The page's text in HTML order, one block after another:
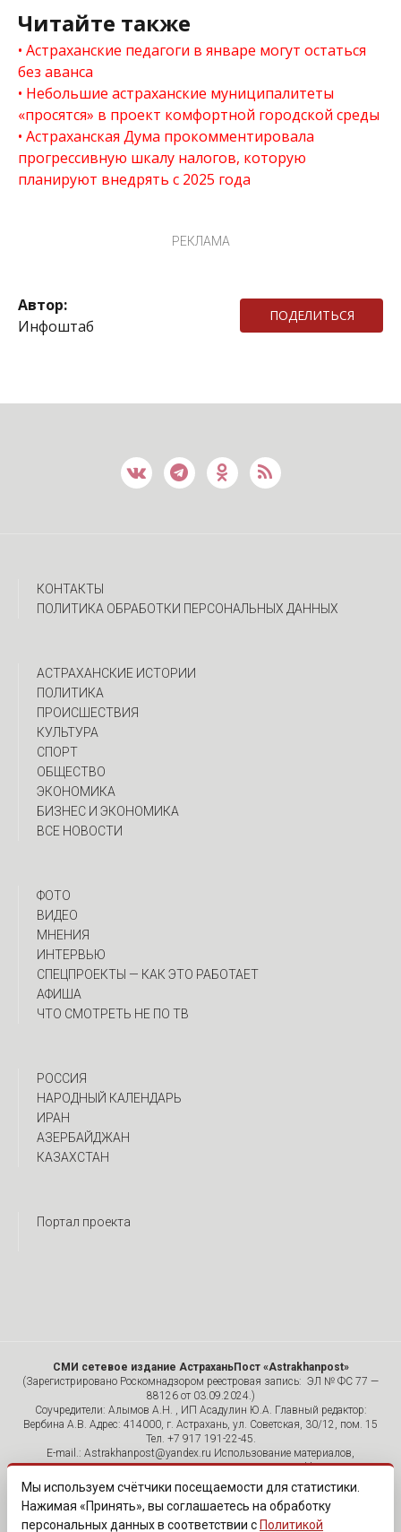
Читайте также
Астраханские педагоги в январе могут остаться
без аванса
Небольшие астраханские муниципалитеты
«просятся» в проект комфортной городской среды
Астраханская Дума прокомментировала
прогрессивную шкалу налогов, которую
планируют внедрять с 2025 года
РЕКЛАМА
Автор:
Инфоштаб
ПОДЕЛИТЬСЯ
КОНТАКТЫ
ПОЛИТИКА ОБРАБОТКИ ПЕРСОНАЛЬНЫХ ДАННЫХ
АСТРАХАНСКИЕ ИСТОРИИ
ПОЛИТИКА
ПРОИСШЕСТВИЯ
КУЛЬТУРА
СПОРТ
ОБЩЕСТВО
ЭКОНОМИКА
БИЗНЕС И ЭКОНОМИКА
ВСЕ НОВОСТИ
ФОТО
ВИДЕО
МНЕНИЯ
ИНТЕРВЬЮ
CПЕЦПРОЕКТЫ — КАК ЭТО РАБОТАЕТ
АФИША
ЧТО СМОТРЕТЬ НЕ ПО ТВ
РОССИЯ
НАРОДНЫЙ КАЛЕНДАРЬ
ИРАН
АЗЕРБАЙДЖАН
КАЗАХСТАН
Портал проекта
СМИ сетевое издание АстраханьПост «Astrakhanpost»
(Зарегистрировано Роскомнадзором реестровая запись: ЭЛ № ФС 77 —
88126 от 03.09.2024.)
Соучредители: Алымов А.Н. , ИП Асадулин Ю.А. Главный редактор:
Вербина А.В. Адрес: 414000, г. Астрахань, ул. Советская, 30/12, пом. 15
Тел. +7 917 191-22-45.
E-mail.: Astrakhanpost@yandex.ru Использование материалов,
размещенных на страницах сетевого издания «Astrakhanpost»,
допускается исключительно с указанием источника и публикацией
активной гиперссылки на портал Astrakhanpost.ru. Комментарии
читателей сайта размещаются без предварительного редактирования.
Редакция оставляет за собой право удалить их с сайта или
Мы используем счётчики посещаемости для статистики.
Нажимая «Принять», вы соглашаетесь на обработку
персональных данных в соответствии с Политикой